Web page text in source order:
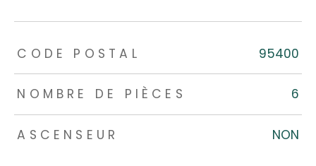
TRAD_ZEPHYR_Caracteristique TRAD_ZEPHYR_Valeurs
CODE POSTAL 95400
NOMBRE DE PIÈCES 6
ASCENSEUR NON